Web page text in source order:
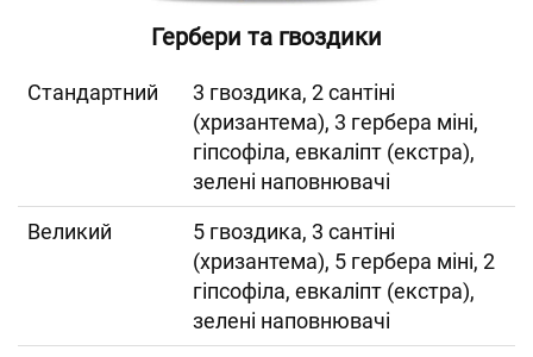
Гербери та гвоздики
Cтандартний
3 гвоздика, 2 сантіні
(хризантема), 3 гербера міні,
гіпсофіла, евкаліпт (екстра),
зелені наповнювачі
Великий
5 гвоздика, 3 сантіні
(хризантема), 5 гербера міні, 2
гіпсофіла, евкаліпт (екстра),
зелені наповнювачі